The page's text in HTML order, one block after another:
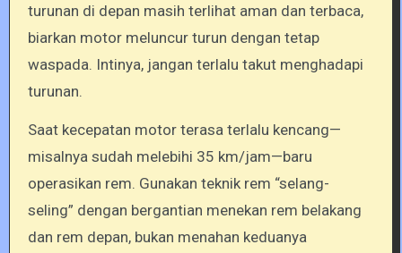
turunan di depan masih terlihat aman dan terbaca,
biarkan motor meluncur turun dengan tetap
waspada. Intinya, jangan terlalu takut menghadapi
turunan.
Saat kecepatan motor terasa terlalu kencang—
misalnya sudah melebihi 35 km/jam—baru
operasikan rem. Gunakan teknik rem “selang-
seling” dengan bergantian menekan rem belakang
dan rem depan, bukan menahan keduanya